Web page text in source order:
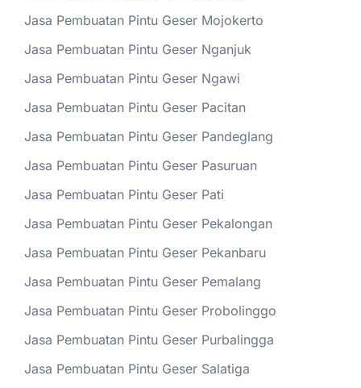
Jasa Pembuatan Pintu Geser Mojokerto
Jasa Pembuatan Pintu Geser Nganjuk
Jasa Pembuatan Pintu Geser Ngawi
Jasa Pembuatan Pintu Geser Pacitan
Jasa Pembuatan Pintu Geser Pandeglang
Jasa Pembuatan Pintu Geser Pasuruan
Jasa Pembuatan Pintu Geser Pati
Jasa Pembuatan Pintu Geser Pekalongan
Jasa Pembuatan Pintu Geser Pekanbaru
Jasa Pembuatan Pintu Geser Pemalang
Jasa Pembuatan Pintu Geser Probolinggo
Jasa Pembuatan Pintu Geser Purbalingga
Jasa Pembuatan Pintu Geser Salatiga